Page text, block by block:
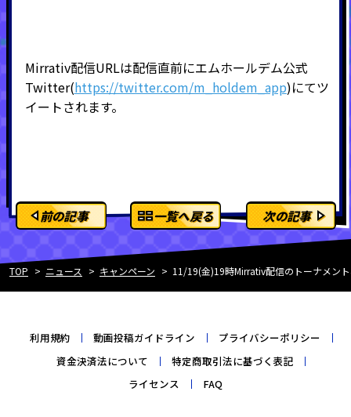
Mirrativ配信URLは配信直前にエムホールデム公式
Twitter(https://twitter.com/m_holdem_app)にてツ
イートされます。
前の記事 一覧へ戻る 次の記事
TOP ニュース キャンペーン 11/19(金)19時Mirrativ配信のトーナメン
利用規約 動画投稿ガイドライン
プライバシーポリシー
資金決済法について
特定商取引法に基づく表記
ライセンス
FAQ